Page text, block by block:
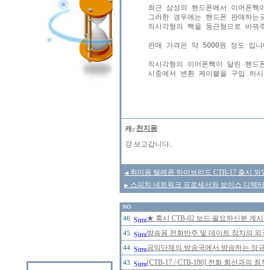
최근 삼성의 핸드폰에서 이어폰
그러한 경우에는 핸드폰 판매하
직사각형의 짹을 둥근형으로 바
판매 가격은 약 5000원 정도 입
직사각형의 이어폰짹이 달린 핸
시중에서 변환 케이블을 구입 하
천지몽
걍 보고갑니다..
◀ 취미용 텔레폰 하이브리드 CTB-17 출시 되
▶ 스피치 네트워크 프로세서와 보이스 디텍
NO
46 ★ 혹시 CTB-02 보드 필요하신분 계
45 방송용 전화반주 및 데이트 장치의
44 공익단체의 방송국에서 방송하는 정
43 [CTB-17 / CTB-180] 전화 회선과의